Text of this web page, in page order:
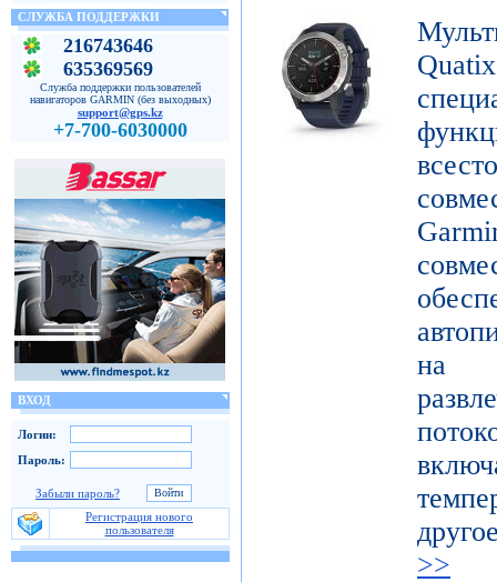
СЛУЖБА ПОДДЕРЖКИ
216743646
635369569
Служба поддержки пользователей
навигаторов GARMIN (без выходных)
support@gps.kz
+7-700-6030000
ВХОД
Логин:
Пароль:
Забыли пароль?
Регистрация нового
пользователя
на
>>